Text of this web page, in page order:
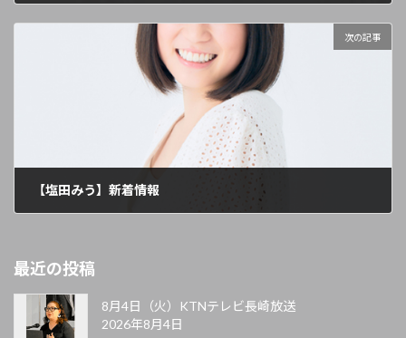
次の記事
【塩田みう】新着情報
最近の投稿
8月4日（火）KTNテレビ長崎放送
2026年8月4日